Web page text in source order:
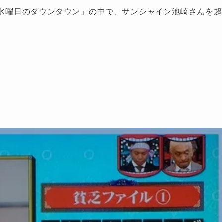
日のダウンタウン」の中で、サンシャイン池崎さんを超